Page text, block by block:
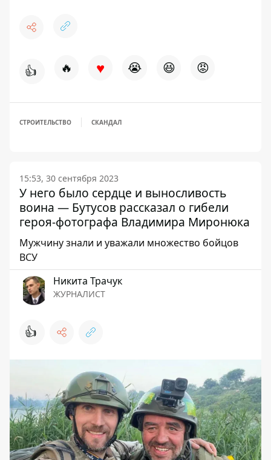
👍 🔥 ♥ 😭 😆 😡
СТРОИТЕЛЬСТВО СКАНДАЛ
15:53, 30 сентября 2023
У него было сердце и выносливость
воина — Бутусов рассказал о гибели
героя-фотографа Владимира Миронюка
Мужчину знали и уважали множество бойцов
ВСУ
Никита Трачук
ЖУРНАЛИСТ
👍